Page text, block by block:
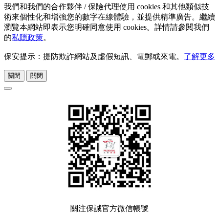
我們和我們的合作夥伴 / 保險代理使用 cookies 和其他類似技
術來個性化和增強您的數字在線體驗，並提供精準廣告。繼續
瀏覽本網站即表示您明確同意使用 cookies。詳情請參閱我們
的私隱政策。
保安提示：提防欺詐網站及虛假短訊、電郵或來電。 了解更多
關閉 關閉
關注保誠官方微信帳號